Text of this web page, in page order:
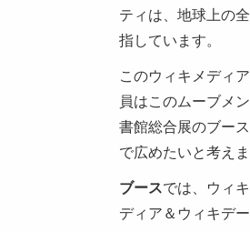
ティは、地球上の
指しています。
このウィキメディ
員はこのムーブメ
書館総合展のブー
で広めたいと考えま
ブースでは、ウィ
ディア＆ウィキデ